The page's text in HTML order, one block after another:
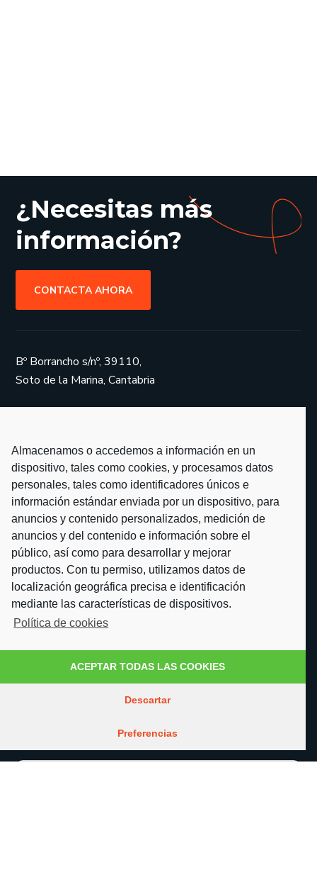
¿Necesitas más
información?
CONTACTA AHORA
Bº Borrancho s/nº, 39110,
Soto de la Marina, Cantabria
Servicios
Proyectos
Partners
Expertise
Trabaja con nosotros
Conócenos
Nuestros valores
Almacenamos o accedemos a información en un
dispositivo, tales como cookies, y procesamos datos
personales, tales como identificadores únicos e
información estándar enviada por un dispositivo, para
anuncios y contenido personalizados, medición de
anuncios y del contenido e información sobre el
público, así como para desarrollar y mejorar
productos. Con tu permiso, utilizamos datos de
localización geográfica precisa e identificación
mediante las características de dispositivos.
Política de cookies
ACEPTAR TODAS LAS COOKIES
Descartar
Preferencias